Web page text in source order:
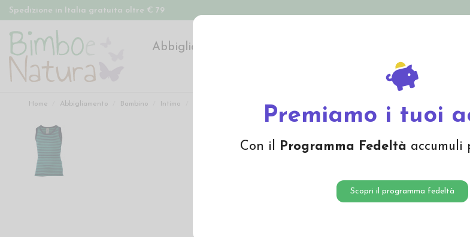
Premiamo i tuoi
Con il Programma Fedeltà accumuli
Scopri il programma fedeltà
Spedizione in Italia gratuita oltre € 79
Abbigliamento
Offerte
Home Abbigliamento Bambino Intimo Canottiera in lana seta -blu ghiaccio/ marine